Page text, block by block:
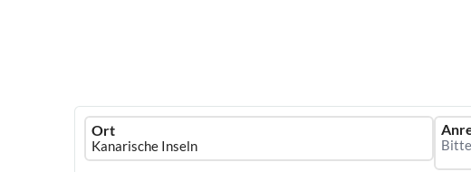
Ferienhausmiete
logo
Ort